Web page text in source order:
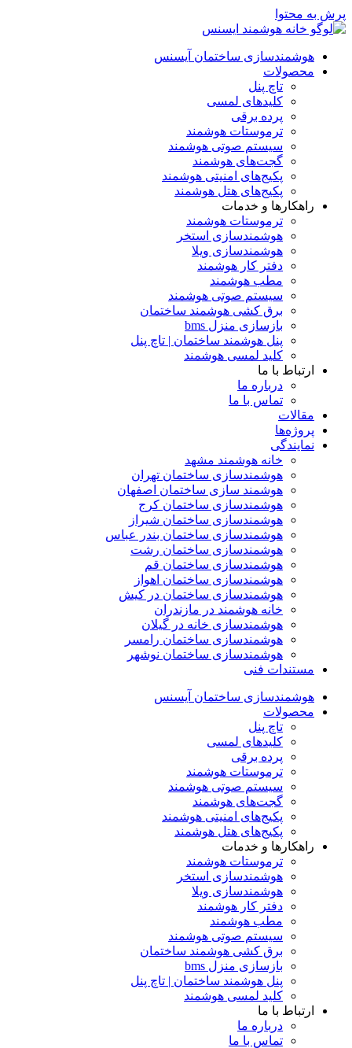
پرش به محتوا
هوشمندسازی ساختمان آیسنس
محصولات
تاچ پنل
کلیدهای لمسی
پرده برقی
ترموستات هوشمند
سیستم صوتی هوشمند
گجت‌های هوشمند
پکیج‌های امنیتی هوشمند
پکیج‌های هتل هوشمند
راهکارها و خدمات
ترموستات هوشمند
هوشمندسازی استخر
هوشمندسازی ویلا
دفتر کار هوشمند
مطب هوشمند
سیستم صوتی هوشمند
برق کشی هوشمند ساختمان
بازسازی منزل bms
پنل هوشمند ساختمان | تاچ پنل
کلید لمسی هوشمند
ارتباط با ما
درباره ما
تماس با ما
مقالات
پروژه‌ها
نمایندگی
خانه هوشمند مشهد
هوشمندسازی ساختمان تهران
هوشمند سازی ساختمان اصفهان
هوشمندسازی ساختمان کرج
هوشمندسازی ساختمان شیراز
هوشمندسازی ساختمان بندر عباس
هوشمندسازی ساختمان رشت
هوشمندسازی ساختمان قم
هوشمندسازی ساختمان اهواز
هوشمندسازی ساختمان در کیش
خانه هوشمند در مازندران
هوشمندسازی خانه در گیلان
هوشمندسازی ساختمان رامسر
هوشمندسازی ساختمان نوشهر
مستندات فنی
هوشمندسازی ساختمان آیسنس
محصولات
تاچ پنل
کلیدهای لمسی
پرده برقی
ترموستات هوشمند
سیستم صوتی هوشمند
گجت‌های هوشمند
پکیج‌های امنیتی هوشمند
پکیج‌های هتل هوشمند
راهکارها و خدمات
ترموستات هوشمند
هوشمندسازی استخر
هوشمندسازی ویلا
دفتر کار هوشمند
مطب هوشمند
سیستم صوتی هوشمند
برق کشی هوشمند ساختمان
بازسازی منزل bms
پنل هوشمند ساختمان | تاچ پنل
کلید لمسی هوشمند
ارتباط با ما
درباره ما
تماس با ما